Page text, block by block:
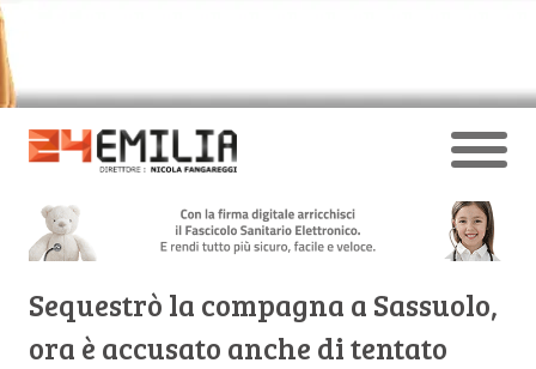
Sequestrò la compagna a Sassuolo,
ora è accusato anche di tentato